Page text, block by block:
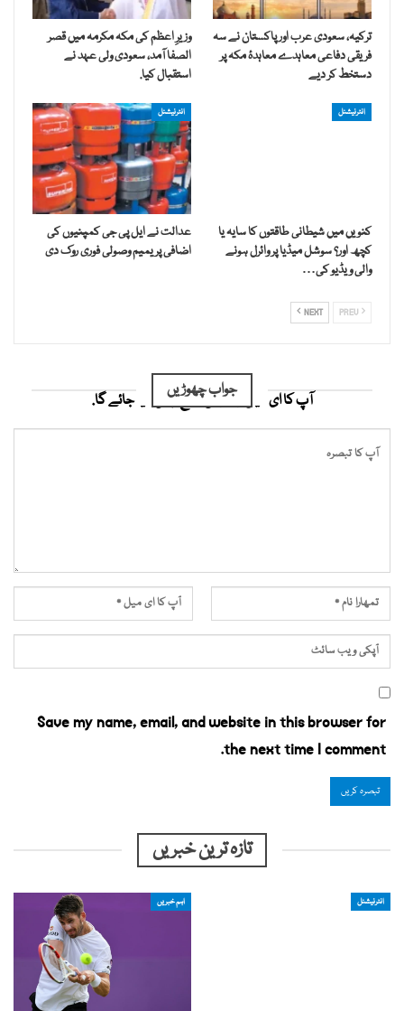
ترکیہ، سعودی عرب اور پاکستان نے سہ
فریقی دفاعی معاہدے معاہدۂ مکہ پر
دستخط کر دیے
وزیرِ اعظم کی مکہ مکرمہ میں قصر
الصفا آمد، سعودی ولی عہد نے
استقبال کیا.
انٹرنیشنل
کنویں میں شیطانی طاقتوں کا سایہ یا
کچھ اور؟ سوشل میڈیا پر وائرل ہونے
والی ویڈیو کی…
انٹرنیشنل
عدالت نے ایل پی جی کمپنیوں کی
اضافی پریمیم وصولی فوری روک دی
NEXT
جواب چھوڑیں
آپ کا ای میل ایڈریس شائع نہیں کیا جائے گا.
Save my name, email, and website in this browser for
the next time I comment.
تازہ ترین خبریں
انٹرنیشنل اہم خبریں